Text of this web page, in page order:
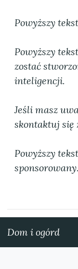
Powyższy
Powyższy
zostać
inteligencji.
Jeśli masz
skontaktuj się
Powyższy
sponsorowany.
Dom i ogórd